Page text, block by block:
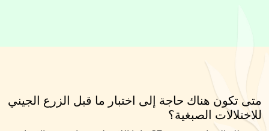
متى تكون هناك حاجة إلى اختبار ما قبل الزرع الجيني
للاختلالات الصبغية؟